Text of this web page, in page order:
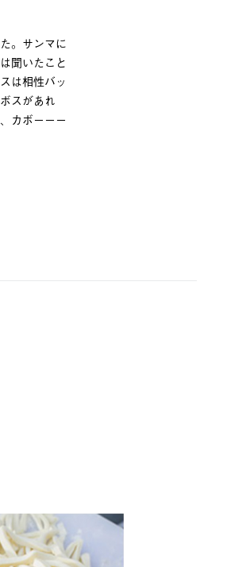
。サンマに
聞いたこと
は相性バッ
スがあれ
カボーーー